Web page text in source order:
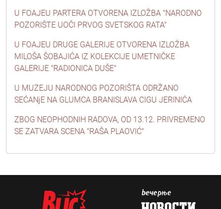
U FOAJEU PARTERA OTVORENA IZLOŽBA "NARODNO
POZORIŠTE UOČI PRVOG SVETSKOG RATA"
U FOAJEU DRUGE GALERIJE OTVORENA IZLOŽBA
MILOŠA ŠOBAJIĆA IZ KOLEKCIJE UMETNIČKE
GALERIJE "RADIONICA DUŠE"
U MUZEJU NARODNOG POZORIŠTA ODRŽANO
SEĆANjE NA GLUMCA BRANISLAVA CIGU JERINIĆA
ZBOG NEOPHODNIH RADOVA, OD 13.12. PRIVREMENO
SE ZATVARA SCENA "RAŠA PLAOVIĆ"